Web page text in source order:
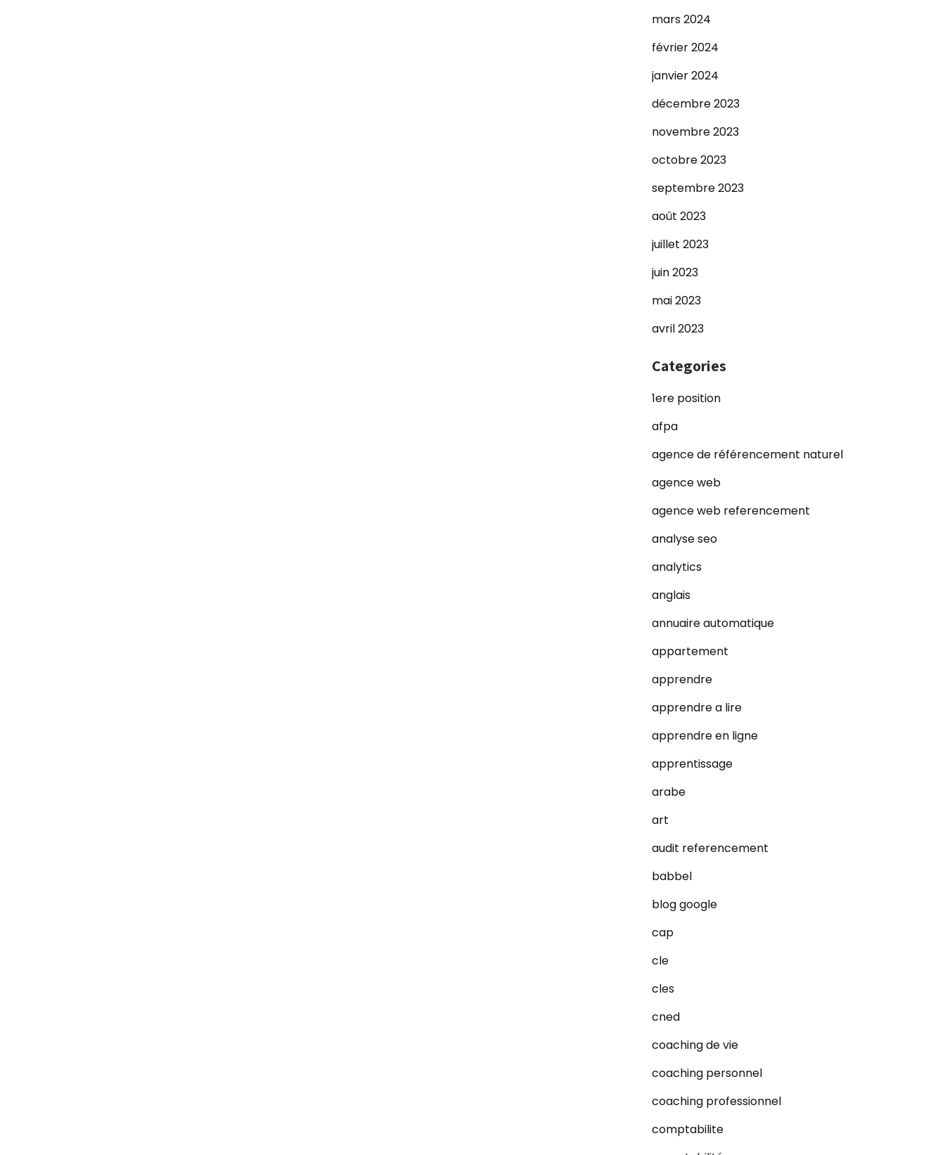
mars 2024
février 2024
janvier 2024
décembre 2023
novembre 2023
octobre 2023
septembre 2023
août 2023
juillet 2023
juin 2023
mai 2023
avril 2023
Categories
1ere position
afpa
agence de référencement naturel
agence web
agence web referencement
analyse seo
analytics
anglais
annuaire automatique
appartement
apprendre
apprendre a lire
apprendre en ligne
apprentissage
arabe
art
audit referencement
babbel
blog google
cap
cle
cles
cned
coaching de vie
coaching personnel
coaching professionnel
comptabilite